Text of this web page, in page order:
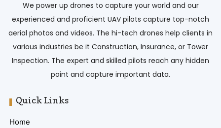
We power up drones to capture your world and our
experienced and proficient UAV pilots capture top-notch
aerial photos and videos. The hi-tech drones help clients in
various industries be it Construction, Insurance, or Tower
Inspection. The expert and skilled pilots reach any hidden
point and capture important data.
Quick Links
Home